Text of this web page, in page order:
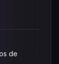
de